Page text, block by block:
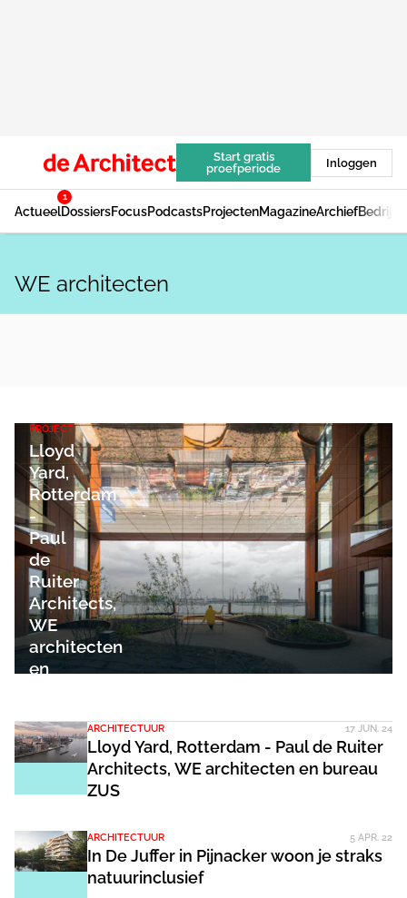
Start gratis
proefperiode
Inloggen
Actueel
1
DossiersFocusPodcastsProjectenMagazineArchief
WE architecten
PROJECT
Lloyd
Yard,
Rotterdam
-
Paul
de
Ruiter
Architects,
WE
architecten
en
ARCHITECTUUR 17 JUN. 24
Lloyd Yard, Rotterdam - Paul de Ruiter
Architects, WE architecten en bureau
ZUS
ARCHITECTUUR 5 APR. 22
In De Juffer in Pijnacker woon je straks
natuurinclusief